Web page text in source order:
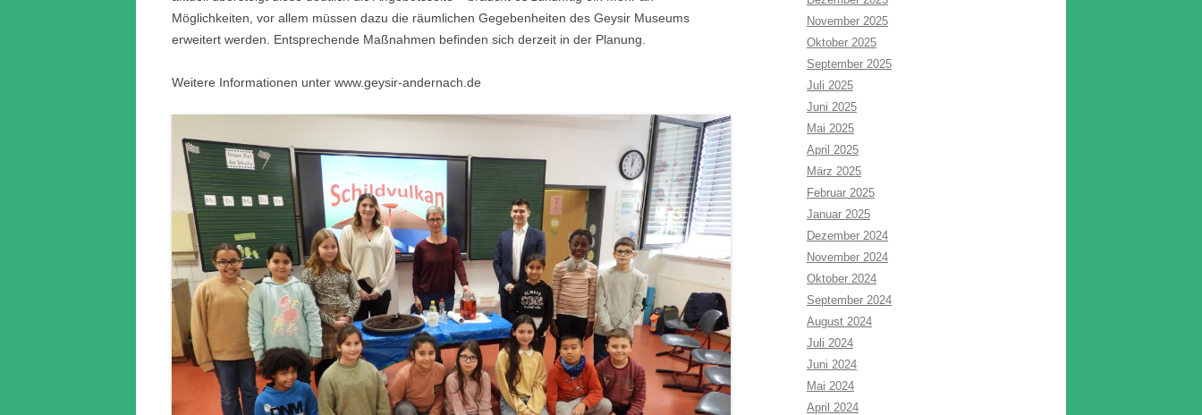
Möglichkeiten, vor allem müssen dazu die räumlichen Gegebenheiten des Geysir Museums
erweitert werden. Entsprechende Maßnahmen befinden sich derzeit in der Planung.
Weitere Informationen unter www.geysir-andernach.de
November 2025
Oktober 2025
September 2025
Juli 2025
Juni 2025
Mai 2025
April 2025
März 2025
Februar 2025
Januar 2025
Dezember 2024
November 2024
Oktober 2024
September 2024
August 2024
Juli 2024
Juni 2024
Mai 2024
April 2024